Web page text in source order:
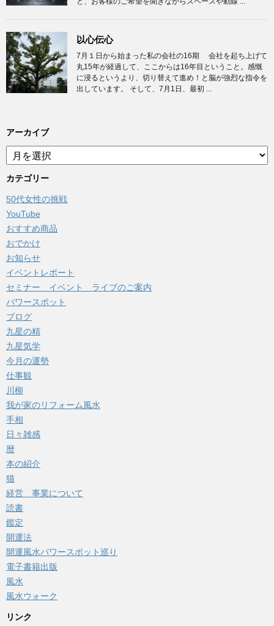
以心伝心
7月１日から始まった私の会社の16期 会社を起ち上げて
丸15年が経過して、ここからは16年目ということ。感慨
に浸るというより、切り替えて進め！と脳が強烈な指令を
出しています。 そして、7月1日、最初 ...
アーカイブ
ア
ー
カ
ブ
カテゴリー
50代女性の挑戦
YouTube
おすすめ商品
おでかけ
お知らせ
イベントレポート
セミナー イベント ライブのご案内
パワースポット
ブログ
九星の精
九星気学
今月の運勢
仕事観
川柳
我が家のリフォーム風水
手相
日々雑感
暦
本の紹介
猫
経営 事業について
読書
鑑定
開運法
開運風水パワースポット巡り
電子書籍出版
風水
風水ウォーク
リンク